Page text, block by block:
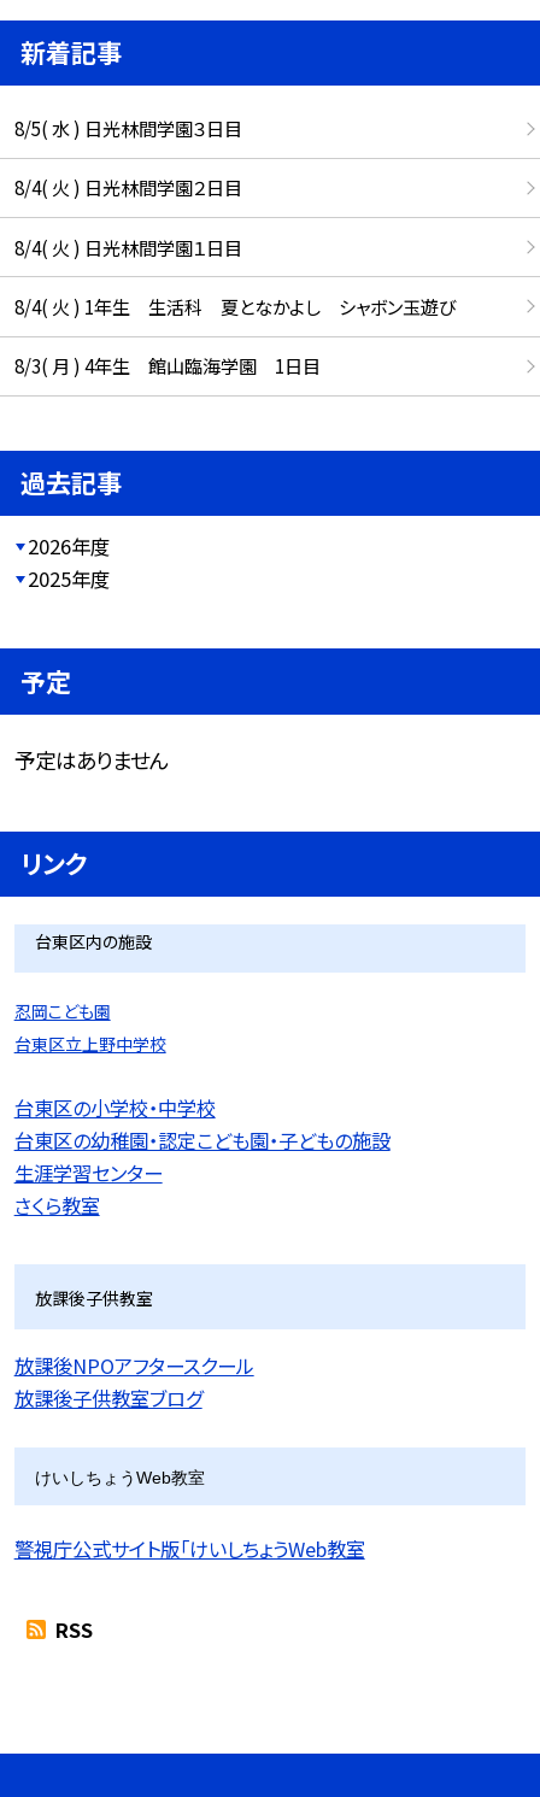
新着記事
8/5( 水 ) 日光林間学園３日目
8/4( 火 ) 日光林間学園２日目
8/4( 火 ) 日光林間学園１日目
8/4( 火 ) 1年生 生活科 夏となかよし シャボン玉遊び
8/3( 月 ) 4年生 館山臨海学園 1日目
過去記事
2026年度
2025年度
予定
予定はありません
リンク
台東区内の施設
忍岡こども園
台東区立上野中学校
台東区の小学校・中学校
台東区の幼稚園・認定こども園・子どもの施設
生涯学習センター
さくら教室
放課後子供教室
放課後NPOアフタースクール
放課後子供教室ブログ
けいしちょうWeb教室
警視庁公式サイト版「けいしちょうWeb教室
RSS